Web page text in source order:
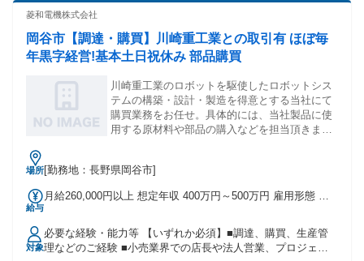
菱和電機株式会社
岡谷市【調達・購買】川崎重工業との取引有 ほぼ毎
年黒字経営!基本土日祝休み 部品購買
川崎重工業のロボットを駆使したロボットシス
テムの構築・設計・製造を得意とする当社にて
購買業務をお任せ。具体的には、当社製品に使
用する原材料や部品の購入などを担当頂きま
場所[勤務地：長野県岡谷市]
給与
月給260,000円以上 想定年収 400万円～500万円 雇用形態 正
￥260,000～ 基本給￥260,000～を含む/月 ■賞与実績:支給あ
り 個人評価による 諸手当：通勤手当（会社規定に基づき支
給）、残業手当（残業時間に応じて別途支給） 試用期間 有
対象
必要な経験・能力等 【いずれか必須】■調達、購買、生産管
理などのご経験 ■小売業界での店長や法人営業、プロジェク